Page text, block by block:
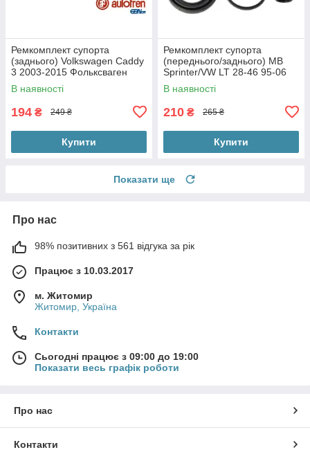
Ремкомплект супорта
(заднього) Volkswagen Caddy
3 2003-2015 Фольксваген
Кадді (d=38mm) (Lucas)
d4650
В наявності
194 ₴ 249 ₴
Купити
Ремкомплект супорта
(переднього/заднього) MB
Sprinter/VW LT 28-46 95-06
(d=44mm) (Perrot) 244010
В наявності
210 ₴ 265 ₴
Купити
Показати ще
Про нас
98% позитивних з 561 відгука за рік
Працює з 10.03.2017
м. Житомир
Житомир, Україна
Контакти
Сьогодні працює з 09:00 до 19:00
Показати весь графік роботи
Про нас
Контакти